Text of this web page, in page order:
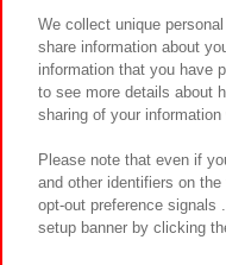
We collect unique
share information about
information that you have
to see more details about
sharing of your
Please note that even if
and other identifiers on
opt-out preference signals
setup banner by clicking